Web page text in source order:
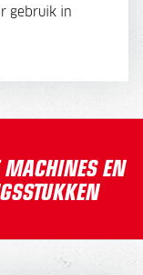
gebruik in
MACHINES EN